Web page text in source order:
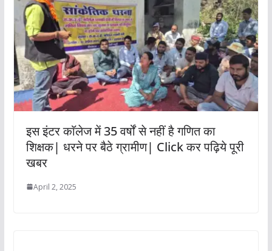
इस इंटर काॅलेज में 35 वर्षों से नहीं है गणित का
शिक्षक| धरने पर बैठे ग्रामीण| Click कर पढ़िये पूरी
खबर
April 2, 2025